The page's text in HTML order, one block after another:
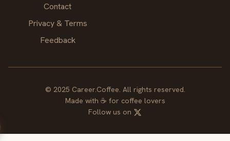
Contact
Privacy & Terms
Feedback
© 2025 Career.Coffee. All rights reserved.
Made with ☕ for coffee lovers
Follow us on